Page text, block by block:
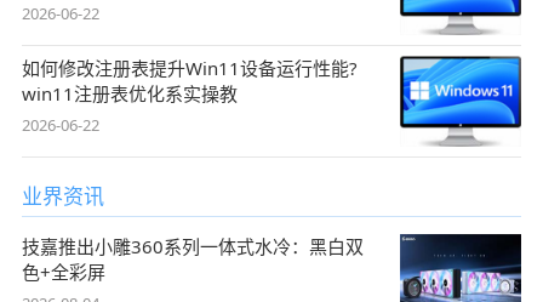
2026-06-22
如何修改注册表提升Win11设备运行性能?
win11注册表优化系实操教
2026-06-22
业界资讯
技嘉推出小雕360系列一体式水冷：黑白双
色+全彩屏